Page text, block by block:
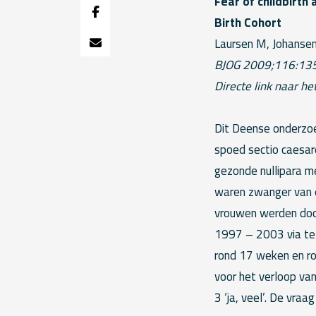
Birth Cohort
Laursen M,
BJOG
Directe link naar
Dit Deense
spoed sectio
gezonde nullipara
waren zwanger
vrouwen werden
1997 – 2003 via
rond 17 weken en
voor het verloop
3 ‘ja, veel’. De